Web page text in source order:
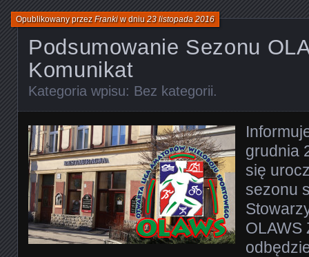
Podsumowanie Sezonu
Komunikat
Opublikowany przezFrankiw dniu23 listopada 2016
Kategoria wpisu: Bez kategorii.
grudnia
się
sezonu
OLAWS